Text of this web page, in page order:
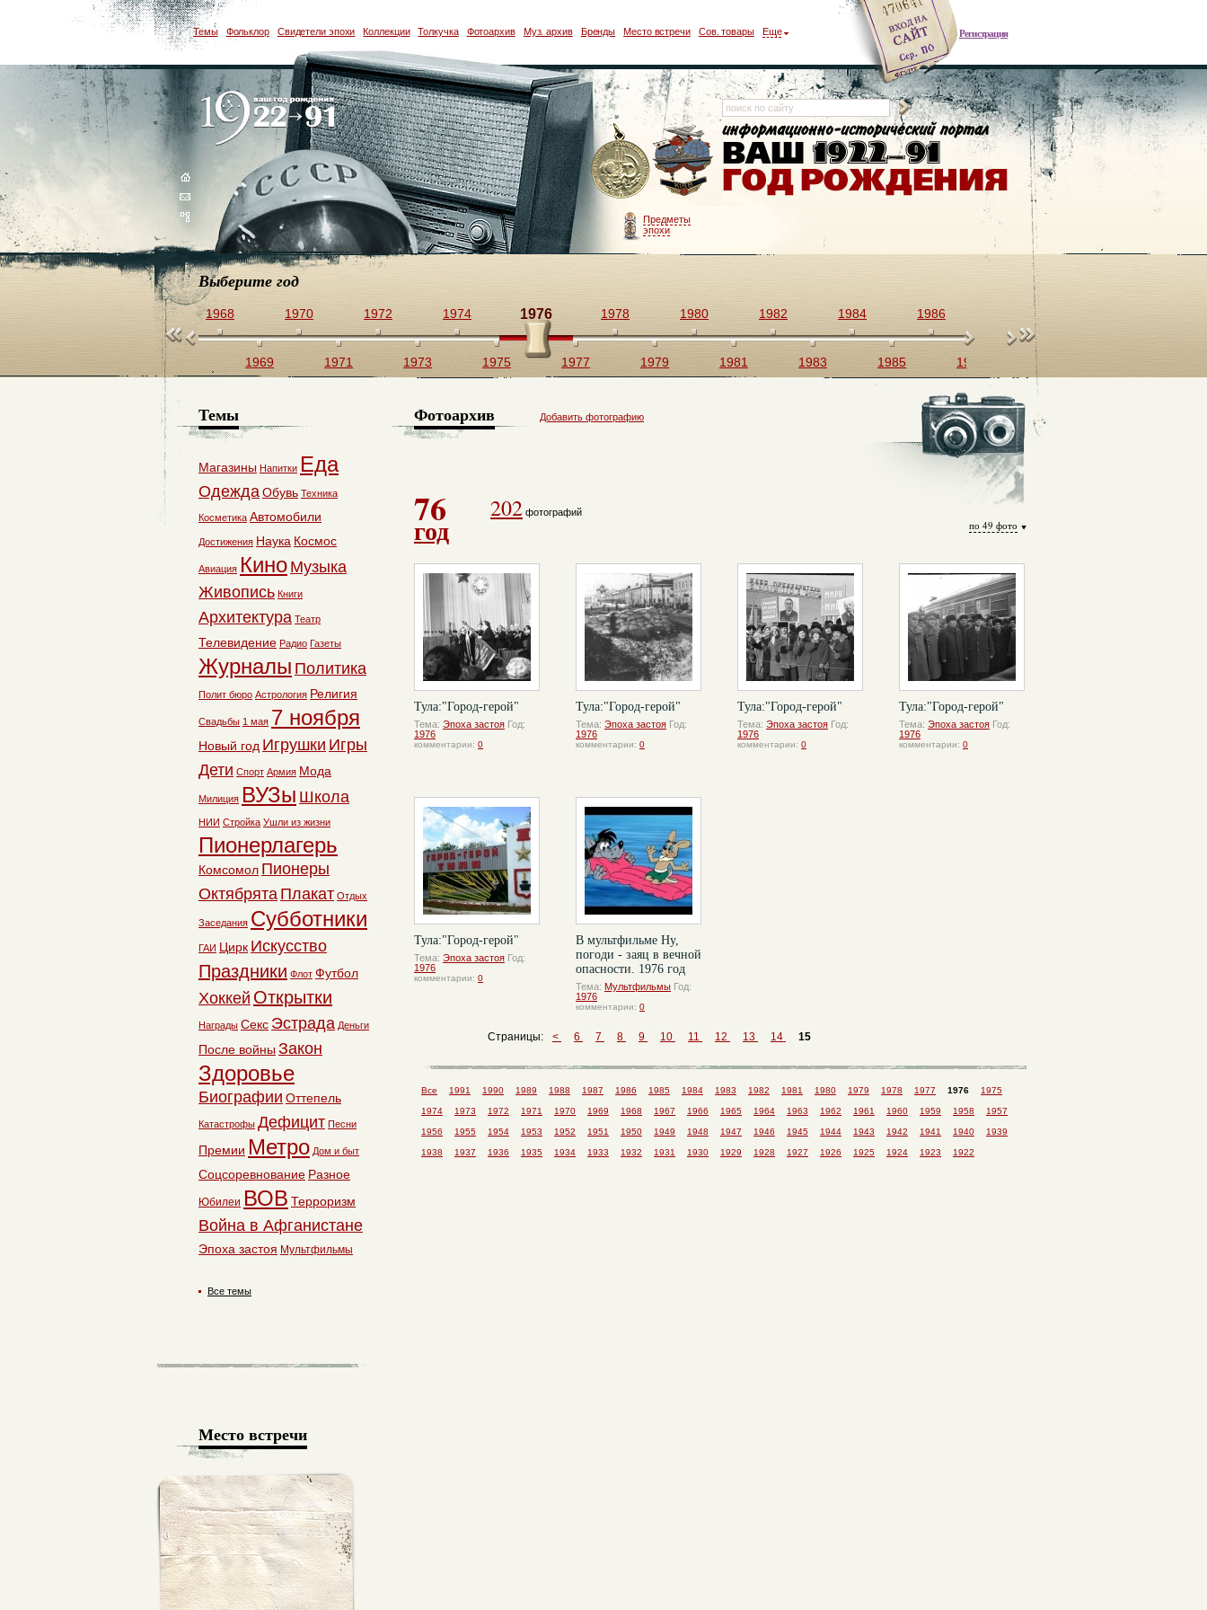
Регистрация
Темы Фольклор Свидетели эпохи Коллекции Толкучка Фотоархив Муз. архив Бренды Место встречи Сов. товары Еще
Предметы
эпохи
Выберите год
1968
1969
1970
1971
1972
1973
1974
1975
1976
1977
1978
1979
1980
1981
1982
1983
1984
1985
1986
1987 1989
Фотоархив Добавить фотографию
76
год
202 фотографий
по 49 фото
Тула:"Город-герой"
Тема: Эпоха застоя Год:
1976
комментарии: 0
Тула:"Город-герой"
Тема: Эпоха застоя Год:
1976
комментарии: 0
Тула:"Город-герой"
Тема: Эпоха застоя Год:
1976
комментарии: 0
Тула:"Город-герой"
Тема: Эпоха застоя Год:
1976
комментарии: 0
Тула:"Город-герой"
Тема: Эпоха застоя Год:
1976
комментарии: 0
В мультфильме Ну,
погоди - заяц в вечной
опасности. 1976 год
Тема: Мультфильмы Год:
1976
комментарии: 0
Страницы: < 6 7 8 9 10 11 12 13 14 15
Все 1991 1990 1989 1988 1987 1986 1985 1984 1983 1982 1981 1980 1979 1978 1977 1976 1975
1974 1973 1972 1971 1970 1969 1968 1967 1966 1965 1964 1963 1962 1961 1960 1959 1958 1957
1956 1955 1954 1953 1952 1951 1950 1949 1948 1947 1946 1945 1944 1943 1942 1941 1940 1939
1938 1937 1936 1935 1934 1933 1932 1931 1930 1929 1928 1927 1926 1925 1924 1923 1922
Темы
Магазины Напитки Еда
ОдеждаОбувь Техника
Косметика Автомобили
Достижения Наука Космос
Авиация Кино Музыка
Живопись Книги
Архитектура Театр
Телевидение Радио Газеты
Журналы Политика
Полит бюро Астрология Религия
Свадьбы 1 мая 7 ноября
Новый год Игрушки Игры
Дети Спорт Армия Мода
Милиция ВУЗы Школа
НИИ Стройка Ушли из жизни
Пионерлагерь
Комсомол Пионеры
Октябрята Плакат Отдых
Заседания Субботники
ГАИ Цирк Искусство
Праздники Флот Футбол
Хоккей Открытки
Награды Секс Эстрада Деньги
После войны Закон
Здоровье
Биографии Оттепель
Катастрофы Дефицит Песни
Премии Метро Дом и быт
Соцсоревнование Разное
Юбилеи ВОВ Терроризм
Война в Афганистане
Эпоха застоя Мультфильмы
Все темы
Место встречи